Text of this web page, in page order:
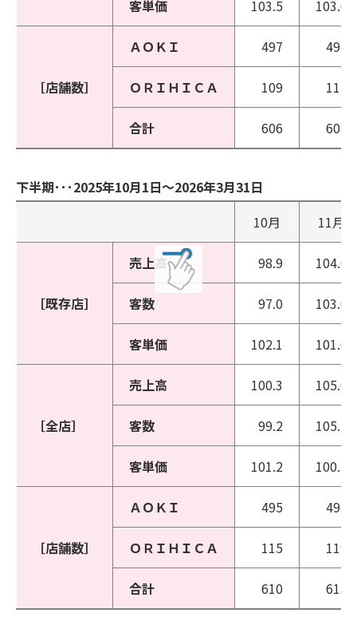
客単価 103.5 103.6
［店舗数］
ＡＯＫＩ 497 497
ＯＲＩＨＩＣＡ 109 111
合計 606 608
下半期･･･2025年10月1日～2026年3月31日
10月
11月
［既存店］
売上高 98.9 104.0
客数 97.0 103.0
客単価 102.1 101.0
［全店］
売上高 100.3 105.6
客数 99.2 105.1
客単価 101.2 100.5
［店舗数］
ＡＯＫＩ 495 494
ＯＲＩＨＩＣＡ 115 119
合計 610 613